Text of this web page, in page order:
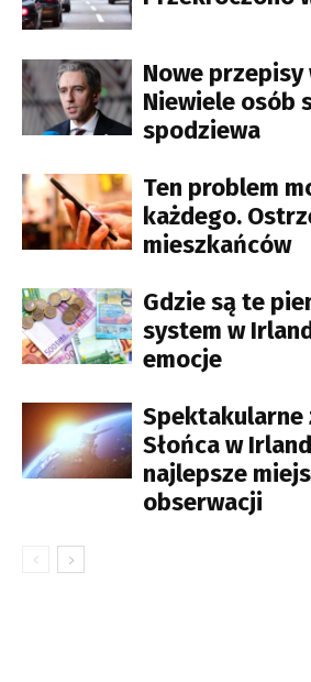
Nowe
Niewiele osób
spodziewa
Ten problem
każdego.
mieszkańców
Gdzie są te
system w
emocje
Spektakularne
Słońca w
najlepsze
obserwacji